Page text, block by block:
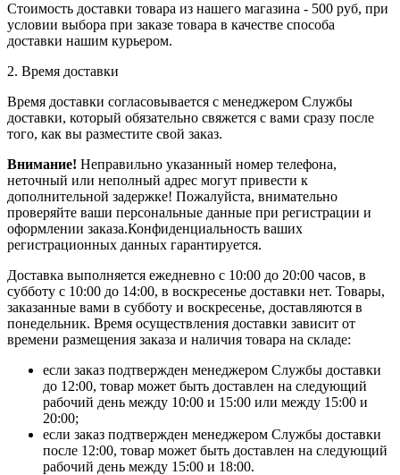
Стоимость доставки товара из нашего магазина - 500 руб, при
условии выбора при заказе товара в качестве способа
доставки нашим курьером.
2. Время доставки
Время доставки согласовывается с менеджером Службы
доставки, который обязательно свяжется с вами сразу после
того, как вы разместите свой заказ.
Внимание! Неправильно указанный номер телефона,
неточный или неполный адрес могут привести к
дополнительной задержке! Пожалуйста, внимательно
проверяйте ваши персональные данные при регистрации и
оформлении заказа.Конфиденциальность ваших
регистрационных данных гарантируется.
Доставка выполняется ежедневно с 10:00 до 20:00 часов, в
субботу с 10:00 до 14:00, в воскресенье доставки нет. Товары,
заказанные вами в субботу и воскресенье, доставляются в
понедельник. Время осуществления доставки зависит от
времени размещения заказа и наличия товара на складе:
если заказ подтвержден менеджером Службы доставки
до 12:00, товар может быть доставлен на следующий
рабочий день между 10:00 и 15:00 или между 15:00 и
20:00;
если заказ подтвержден менеджером Службы доставки
после 12:00, товар может быть доставлен на следующий
рабочий день между 15:00 и 18:00.